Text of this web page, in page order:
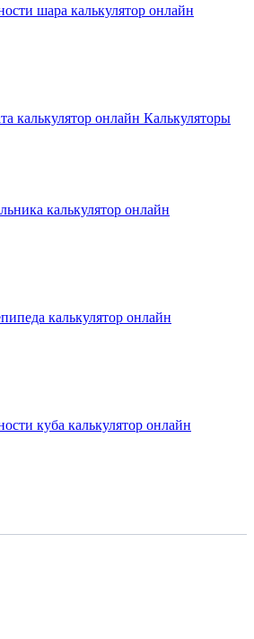
шара калькулятор онлайн
калькулятор онлайн Калькуляторы
калькулятор онлайн
калькулятор онлайн
куба калькулятор онлайн